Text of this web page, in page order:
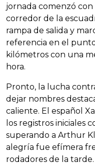
jornada comenzó
corredor de la
rampa de salida y
referencia en el
kilómetros con una
hora.
Pronto, la lucha
dejar nombres
caliente. El español
los registros iniciales
superando a Arthur
alegría fue efímera
rodadores de la tarde.